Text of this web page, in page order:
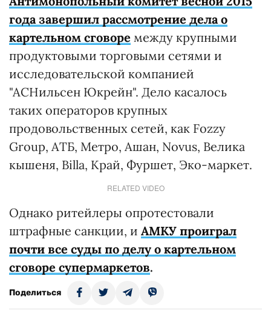
года завершил рассмотрение дела о
картельном сговоре между крупными
продуктовыми торговыми сетями и
исследовательской компанией
"АСНильсен Юкрейн". Дело касалось
таких операторов крупных
продовольственных сетей, как Fozzy
Group, АТБ, Метро, Ашан, Novus, Велика
кышеня, Billa, Край, Фуршет, Эко-маркет.
RELATED VIDEO
Однако ритейлеры опротестовали
штрафные санкции, и АМКУ проиграл
почти все суды по делу о картельном
сговоре супермаркетов.
Поделиться